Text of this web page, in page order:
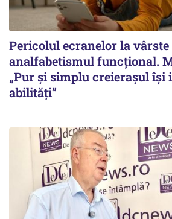
Pericolul ecranelor la
analfabetismul funcțional.
„Pur și simplu creierașul își
abilități”